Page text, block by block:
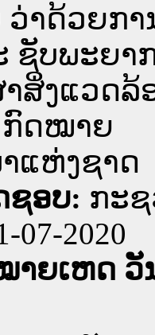
າດ້ວຍກາ
ຊັບພະຍ
ສິ່ງແວດລ້
ກົດໝາຍ
ແຫ່ງຊາດ
ຊອບ: ກະ
07-2020
າຍເຫດ ວັ